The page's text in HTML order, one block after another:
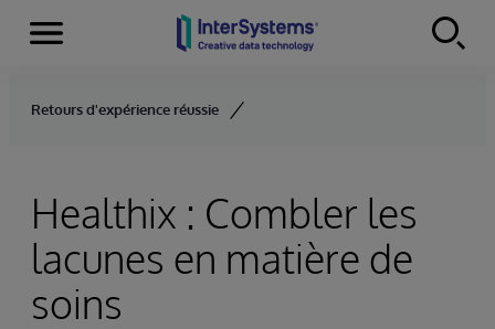
Skip to content
Menu
Retours d'expérience réussie
Healthix : Combler les
lacunes en matière de
soins